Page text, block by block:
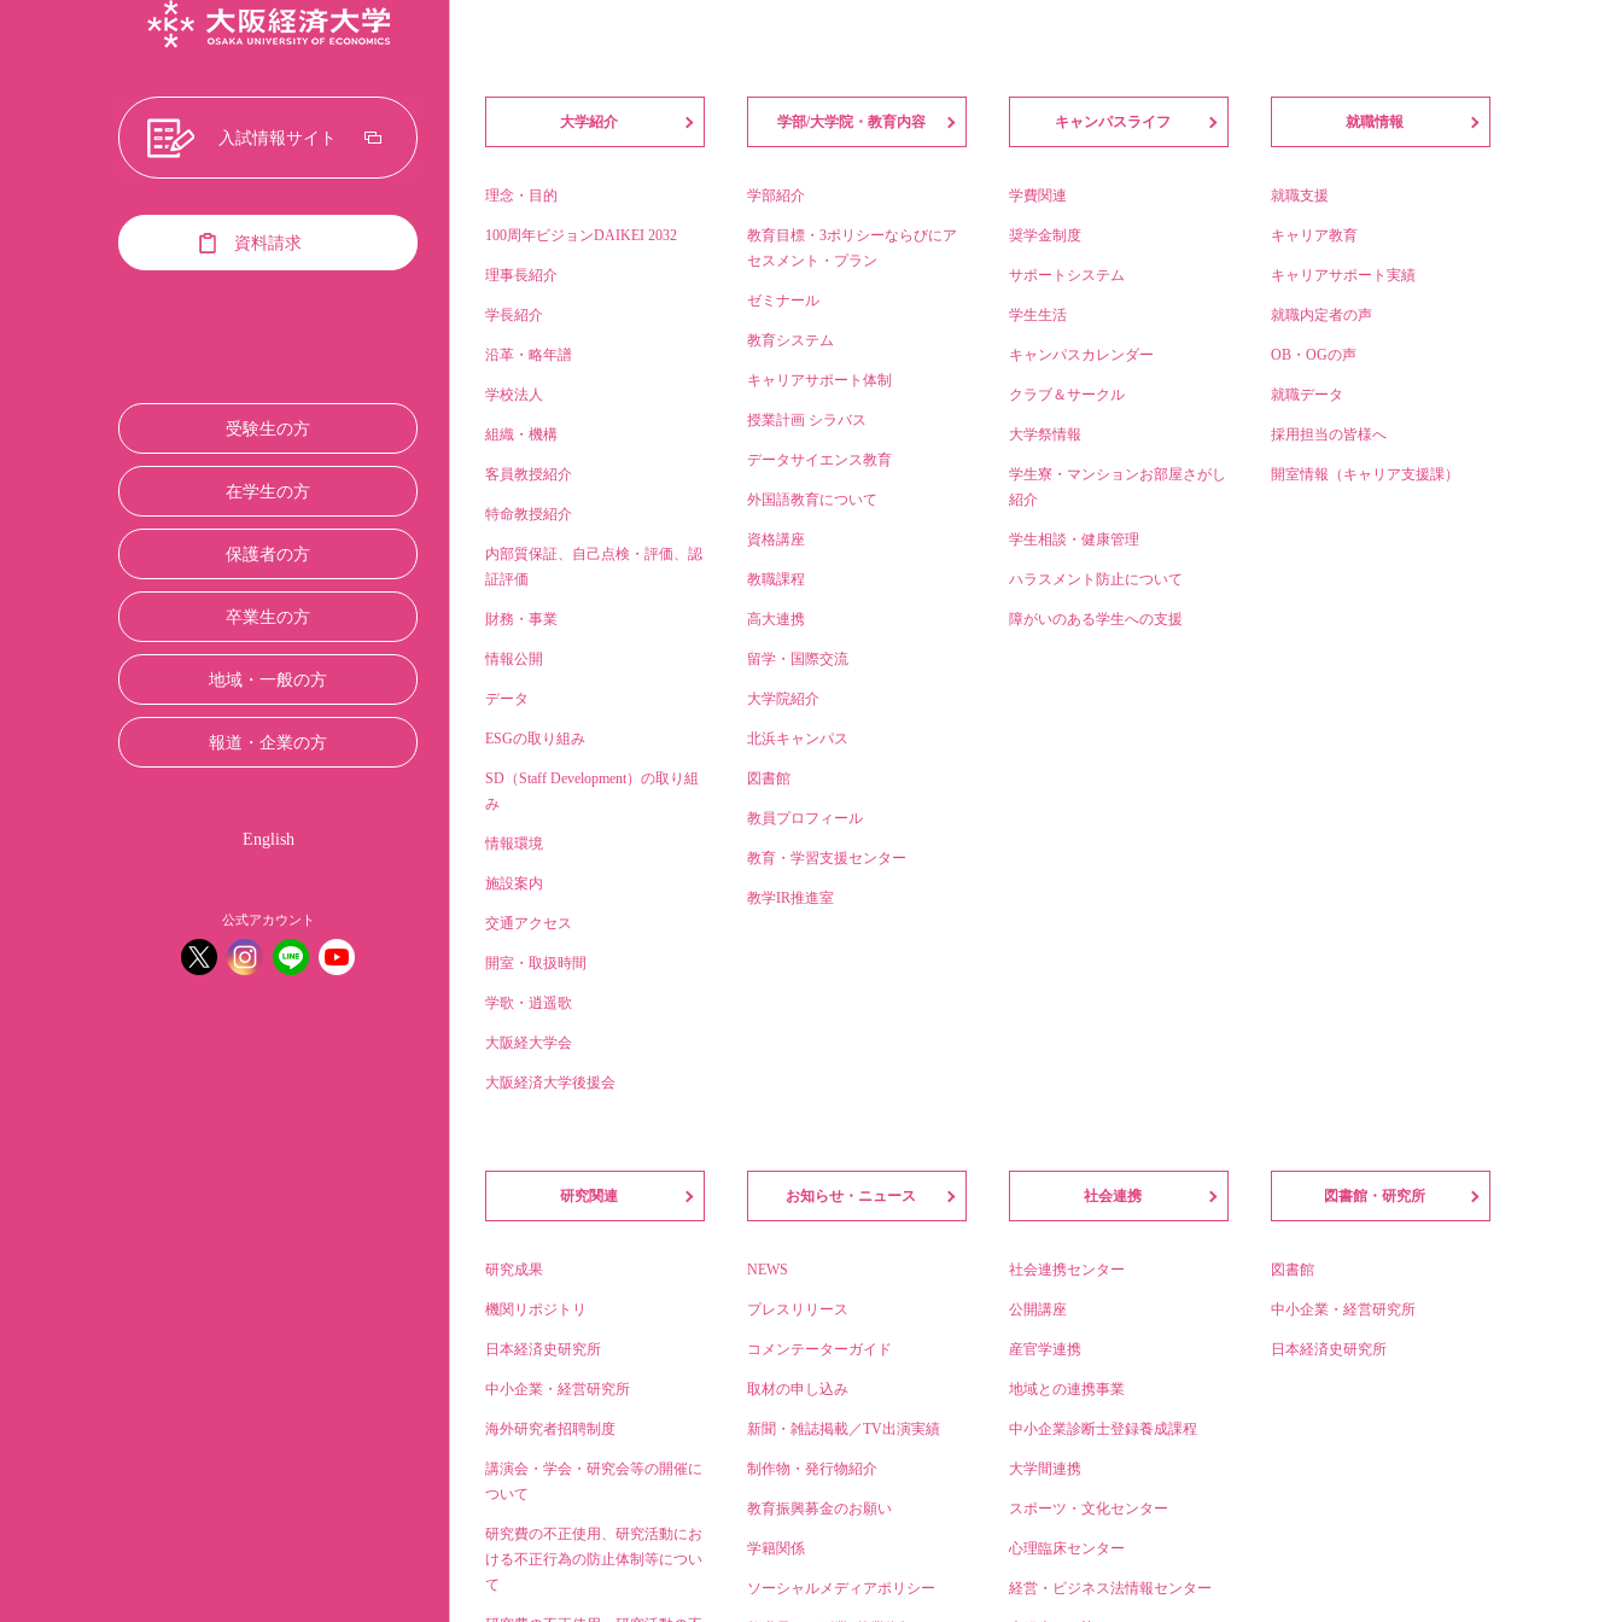
入試情報サイト
資料請求
受験生の方
在学生の方
保護者の方
卒業生の方
地域・一般の方
報道・企業の方
English
公式アカウント
大学紹介
理念・目的
100周年ビジョンDAIKEI 2032
理事長紹介
学長紹介
沿革・略年譜
学校法人
組織・機構
客員教授紹介
特命教授紹介
内部質保証、自己点検・評価、認
証評価
財務・事業
情報公開
データ
ESGの取り組み
SD（Staff Development）の取り組
み
情報環境
施設案内
交通アクセス
開室・取扱時間
学歌・逍遥歌
大阪経大学会
大阪経済大学後援会
学部/大学院・教育内容
学部紹介
教育目標・3ポリシーならびにア
セスメント・プラン
ゼミナール
教育システム
キャリアサポート体制
授業計画 シラバス
データサイエンス教育
外国語教育について
資格講座
教職課程
高大連携
留学・国際交流
大学院紹介
北浜キャンパス
図書館
教員プロフィール
教育・学習支援センター
教学IR推進室
キャンパスライフ
学費関連
奨学金制度
サポートシステム
学生生活
キャンパスカレンダー
クラブ＆サークル
大学祭情報
学生寮・マンションお部屋さがし
紹介
学生相談・健康管理
ハラスメント防止について
障がいのある学生への支援
就職情報
就職支援
キャリア教育
キャリアサポート実績
就職内定者の声
OB・OGの声
就職データ
採用担当の皆様へ
開室情報（キャリア支援課）
研究関連
研究成果
機関リポジトリ
日本経済史研究所
中小企業・経営研究所
海外研究者招聘制度
講演会・学会・研究会等の開催に
ついて
研究費の不正使用、研究活動にお
ける不正行為の防止体制等につい
て
お知らせ・ニュース
NEWS
プレスリリース
コメンテーターガイド
取材の申し込み
新聞・雑誌掲載／TV出演実績
制作物・発行物紹介
教育振興募金のお願い
学籍関係
ソーシャルメディアポリシー
社会連携
社会連携センター
公開講座
産官学連携
地域との連携事業
中小企業診断士登録養成課程
大学間連携
スポーツ・文化センター
心理臨床センター
経営・ビジネス法情報センター
図書館・研究所
図書館
中小企業・経営研究所
日本経済史研究所